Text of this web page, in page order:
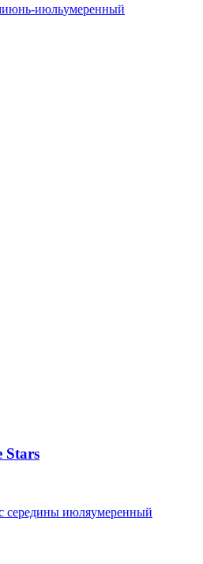
июнь-июльумеренный
Stars
середины июляумеренный